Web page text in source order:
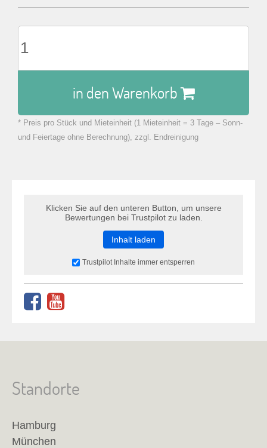
in den Warenkorb
zu Warenkorb hinzugefügt.
* Preis pro Stück und Mieteinheit (1 Mieteinheit = 3 Tage – Sonn-
und Feiertage ohne Berechnung), zzgl. Endreinigung
Klicken Sie auf den unteren Button, um unsere
Bewertungen bei Trustpilot zu laden.
Inhalt laden
Trustpilot Inhalte immer entsperren
Standorte
Hamburg
München